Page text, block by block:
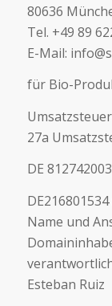
80636
Tel. +49 89
E-Mail:
für Bio-
27a
DE
Name und
Esteban Ruiz